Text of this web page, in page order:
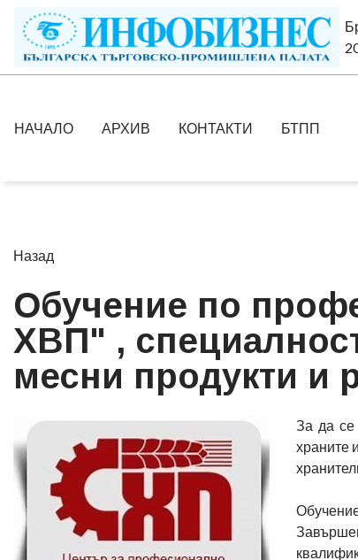
НАЧАЛО АРХИВ КОНТАКТИ БТПП
Назад
Обучение по
ХВП" ,
месни продукти и
За да се
храните